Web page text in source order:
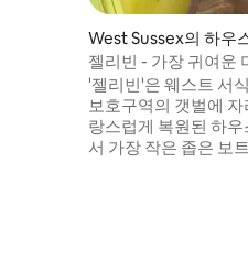
West Sussex의 하우
젤리빈 - 가장 귀여운
지!
'젤리빈'은 웨스트 서
보호구역의 갯벌에
랑스럽게 복원된 하
서 가장 작은 좁은 보